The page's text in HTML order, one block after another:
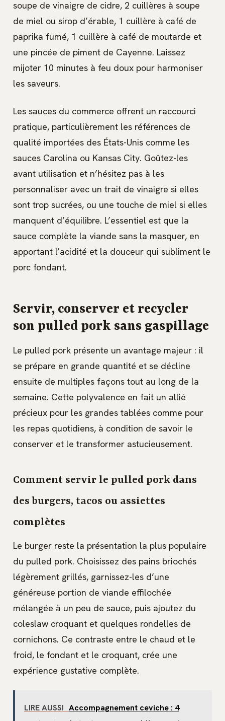
soupe de vinaigre de cidre, 2 cuillères à soupe
de miel ou sirop d’érable, 1 cuillère à café de
paprika fumé, 1 cuillère à café de moutarde et
une pincée de piment de Cayenne. Laissez
mijoter 10 minutes à feu doux pour harmoniser
les saveurs.
Les sauces du commerce offrent un raccourci
pratique, particulièrement les références de
qualité importées des États-Unis comme les
sauces Carolina ou Kansas City. Goûtez-les
avant utilisation et n’hésitez pas à les
personnaliser avec un trait de vinaigre si elles
sont trop sucrées, ou une touche de miel si elles
manquent d’équilibre. L’essentiel est que la
sauce complète la viande sans la masquer, en
apportant l’acidité et la douceur qui subliment le
porc fondant.
Servir, conserver et recycler
son pulled pork sans gaspillage
Le pulled pork présente un avantage majeur : il
se prépare en grande quantité et se décline
ensuite de multiples façons tout au long de la
semaine. Cette polyvalence en fait un allié
précieux pour les grandes tablées comme pour
les repas quotidiens, à condition de savoir le
conserver et le transformer astucieusement.
Comment servir le pulled pork dans
des burgers, tacos ou assiettes
complètes
Le burger reste la présentation la plus populaire
du pulled pork. Choisissez des pains briochés
légèrement grillés, garnissez-les d’une
généreuse portion de viande effilochée
mélangée à un peu de sauce, puis ajoutez du
coleslaw croquant et quelques rondelles de
cornichons. Ce contraste entre le chaud et le
froid, le fondant et le croquant, crée une
expérience gustative complète.
LIRE AUSSI Accompagnement ceviche : 4